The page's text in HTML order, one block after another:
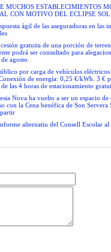
MUCHOS ESTABLECIMIENTOS
CON MOTIVO DEL ECLIPSE
ágil de las aseguradoras en las
gratuita de una porción de
podrá ser consultado para
agosto
por carga de vehículos eléctricos
de energía: 0,25 €/kWh. 3 €
las 4 horas de estacionamiento
Nova ha vuelto a ser un espacio de
con la Cena benéfica de Son Servera
alternatiu del Consell Escolar al